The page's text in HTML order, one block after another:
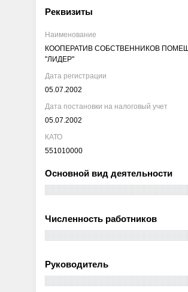
Реквизиты
Наименование
КООПЕРАТИВ СОБСТВЕННИКОВ
"ЛИДЕР"
Дата регистрации
05.07.2002
Дата постановки на налоговый учет
05.07.2002
КАТО
551010000
Основной вид деятельности
Численность работников
Руководитель